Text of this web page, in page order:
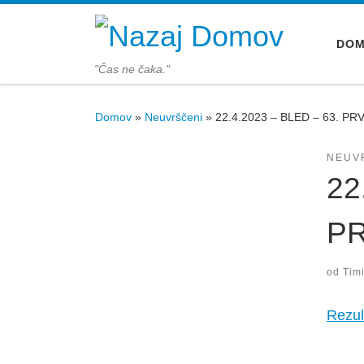
Skoči na vsebino
"Čas ne čaka."
Domov » Neuvrščeni » 22.4.2023 – BLED – 63.
od